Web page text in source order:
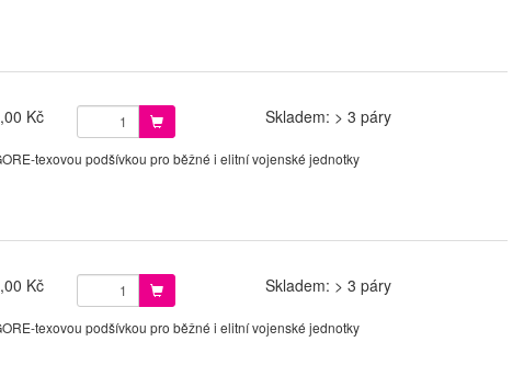
Kč Skladem: > 3 páry
texovou podšívkou pro běžné i elitní vojenské jednotky
Kč Skladem: > 3 páry
texovou podšívkou pro běžné i elitní vojenské jednotky